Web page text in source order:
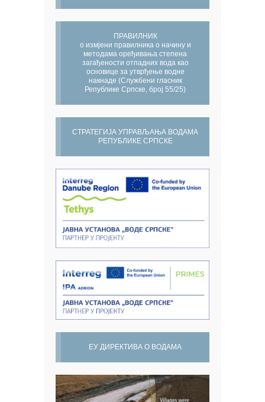
ПРАВИЛНИК
о измјени правилника о начину и
методама оређивања степена
загађености отпадних вода као
основице за утврђење водне
накнаде (Службени гласник
Републике Српске, број 55/25)
СТРАТЕГИЈА УПРАВЉАЊА ВОДАМА
РЕПУБЛИКЕ СРПСКЕ
ЕУ ДИРЕКТИВА О ВОДАМА